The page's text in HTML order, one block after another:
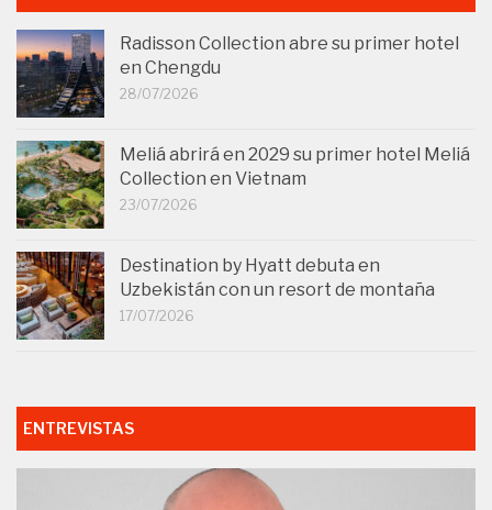
Radisson Collection abre su primer hotel
en Chengdu
28/07/2026
Meliá abrirá en 2029 su primer hotel Meliá
Collection en Vietnam
23/07/2026
Destination by Hyatt debuta en
Uzbekistán con un resort de montaña
17/07/2026
ENTREVISTAS